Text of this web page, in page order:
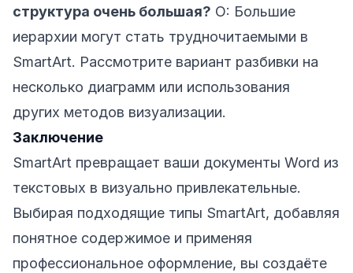
структура очень большая? О: Большие
иерархии могут стать трудночитаемыми в
SmartArt. Рассмотрите вариант разбивки на
несколько диаграмм или использования
других методов визуализации.
Заключение
SmartArt превращает ваши документы Word из
текстовых в визуально привлекательные.
Выбирая подходящие типы SmartArt, добавляя
понятное содержимое и применяя
профессиональное оформление, вы создаёте